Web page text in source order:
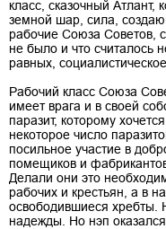
класс, сказочный Атлант,
земной шар, сила,
рабочие Союза Советов,
не было и что считалось
равных,
Рабочий класс Союза
имеет врага и в своей
паразит, которому
некоторое число
посильное участие в
помещиков и
Делали они это
рабочих и крестьян, а в
освободившиеся хребты.
надежды. Но нэп